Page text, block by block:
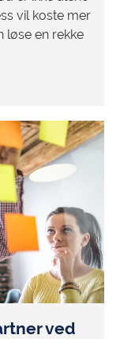
vil koste mer
løse en rekke
ved